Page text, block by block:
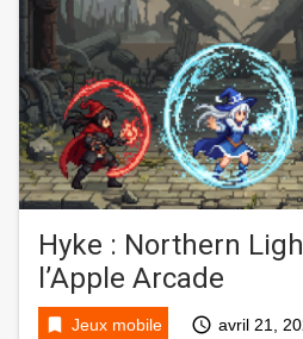
Hyke : Northern
l’Apple Arcade
bookmark Jeux mobile access_time avril 21,